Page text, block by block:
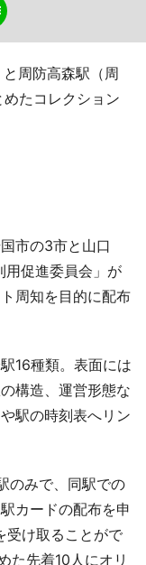
周防高森駅（周
たコレクション
市の3市と山口
用促進委員会」が
周知を目的に配布
16種類。表面には
構造、運営形態な
駅の時刻表へリン
のみで、同駅での
カードの配布を申
受け取ることがで
た先着10人にオリ